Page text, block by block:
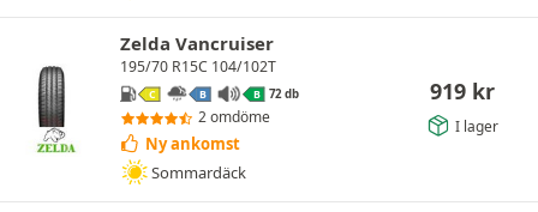
Zelda Vancruiser
195/70 R15C 104/102T
C B B 72 db
2 omdöme
Ny ankomst
Sommardäck
919 kr
I lager